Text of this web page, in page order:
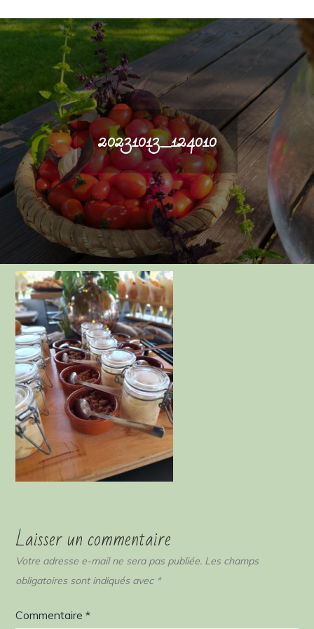
20231013_124010
Laisser un commentaire
Votre adresse e-mail ne sera pas publiée. Les champs
obligatoires sont indiqués avec *
Commentaire*